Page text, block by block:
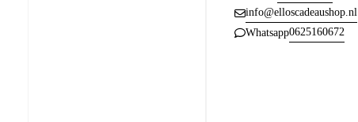
info@elloscadeaushop.nl
Whatsapp0625160672